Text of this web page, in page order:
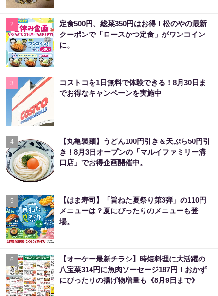
2
定食500円、総菜350円はお得！松のやの最新
クーポンで「ロースかつ定食」がワンコイン
に。
3
コストコを1日無料で体験できる！8月30日ま
でお得なキャンペーンを実施中
4
【丸亀製麺】うどん100円引き＆天ぷら50円引
き！8月3日オープンの「マルイファミリー溝
口店」でお得企画開催中。
5
【はま寿司】「旨ねた夏祭り第3弾」の110円
メニューは？夏にぴったりのメニューも登
場。
6
【オーケー最新チラシ】時短料理に大活躍の
八宝菜314円に魚肉ソーセージ187円！おかず
にぴったりの揚げ物増量も《8月9日まで》